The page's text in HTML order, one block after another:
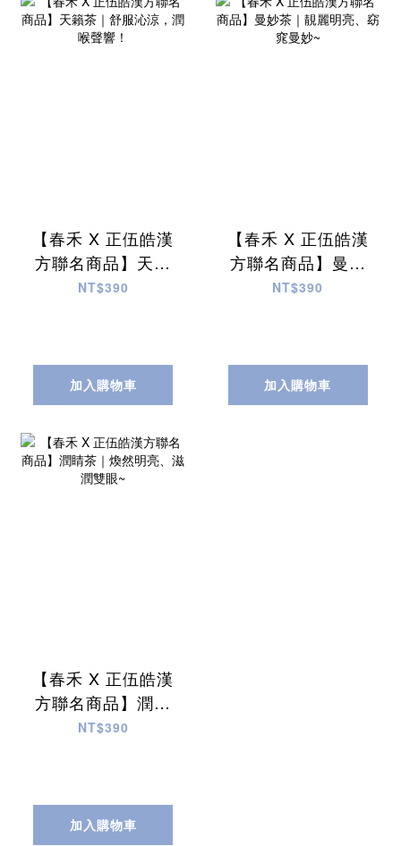
【春禾 X 正伍皓漢
方聯名商品】天籟
茶｜舒服沁涼，潤
NT$390
加入購物車
【春禾 X 正伍皓漢
方聯名商品】曼妙
茶｜靚麗明亮、窈
NT$390
加入購物車
【春禾 X 正伍皓漢
方聯名商品】潤睛
茶｜煥然明亮、滋
NT$390
加入購物車